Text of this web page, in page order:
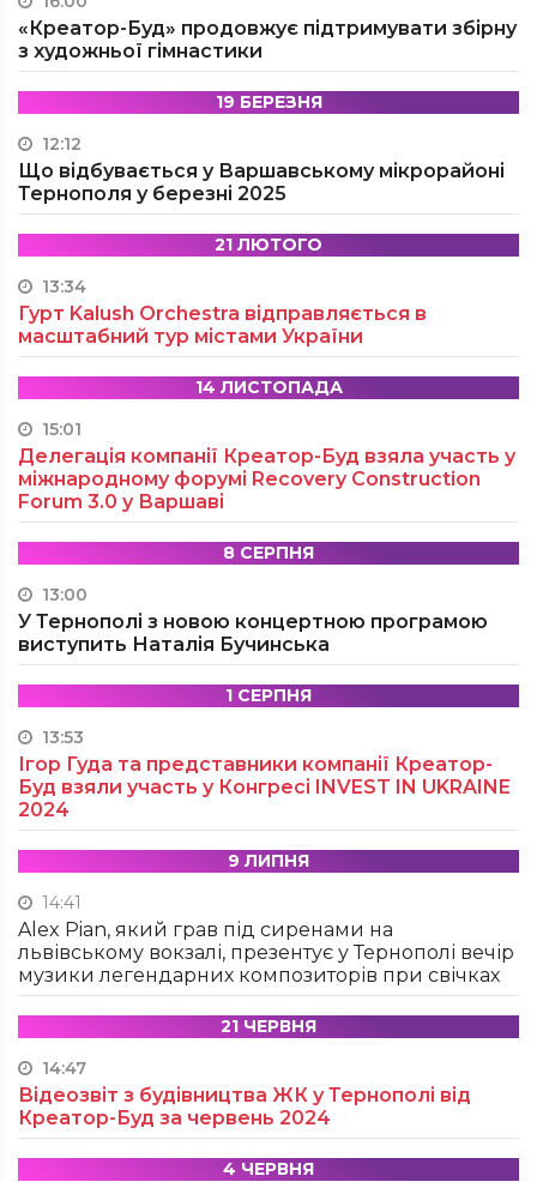
«Креатор-Буд» продовжує підтримувати збірну
з художньої гімнастики
19 БЕРЕЗНЯ
12:12
Що відбувається у Варшавському мікрорайоні
Тернополя у березні 2025
21 ЛЮТОГО
13:34
Гурт Kalush Orchestra відправляється в
масштабний тур містами України
14 ЛИСТОПАДА
15:01
Делегація компанії Креатор-Буд взяла участь у
міжнародному форумі Recovery Construction
Forum 3.0 у Варшаві
8 СЕРПНЯ
13:00
У Тернополі з новою концертною програмою
виступить Наталія Бучинська
1 СЕРПНЯ
13:53
Ігор Гуда та представники компанії Креатор-
Буд взяли участь у Конгресі INVEST IN UKRAINE
2024
9 ЛИПНЯ
14:41
Alex Pian, який грав під сиренами на
львівському вокзалі, презентує у Тернополі вечір
музики легендарних композиторів при свічках
21 ЧЕРВНЯ
14:47
Відеозвіт з будівництва ЖК у Тернополі від
Креатор-Буд за червень 2024
4 ЧЕРВНЯ